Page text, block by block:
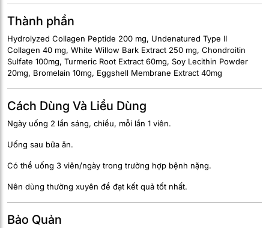
Thành phần
Hydrolyzed Collagen Peptide 200 mg, Undenatured Type II
Collagen 40 mg, White Willow Bark Extract 250 mg, Chondroitin
Sulfate 100mg, Turmeric Root Extract 60mg, Soy Lecithin Powder
20mg, Bromelain 10mg, Eggshell Membrane Extract 40mg
Cách Dùng Và Liều Dùng
Ngày uống 2 lần sáng, chiều, mỗi lần 1 viên.
Uống sau bữa ăn.
Có thể uống 3 viên/ngày trong trường hợp bệnh nặng.
Nên dùng thường xuyên để đạt kết quả tốt nhất.
Bảo Quản